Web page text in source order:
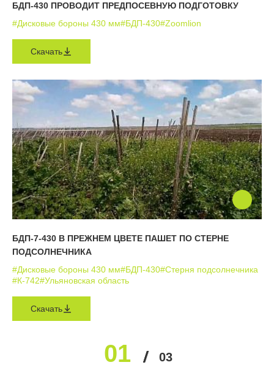
БДП-430 ПРОВОДИТ ПРЕДПОСЕВНУЮ ПОДГОТОВКУ
#Дисковые бороны 430 мм#БДП-430#Zoomlion
Скачать
БДП-7-430 В ПРЕЖНЕМ ЦВЕТЕ ПАШЕТ ПО СТЕРНЕ
ПОДСОЛНЕЧНИКА
#Дисковые бороны 430 мм#БДП-430#Стерня подсолнечника
#К-742#Ульяновская область
Скачать
01 02 03